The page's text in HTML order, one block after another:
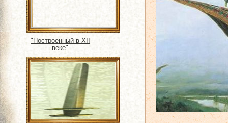
"Построенный в XII
веке"